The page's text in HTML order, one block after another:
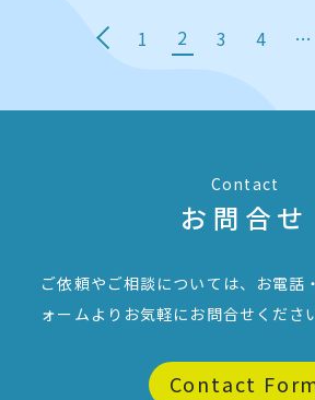
1 2 3 4 …
Contact
お問合せ
ご依頼やご相談については、お電話
ォームより お気軽にお問合せくださ
Contact